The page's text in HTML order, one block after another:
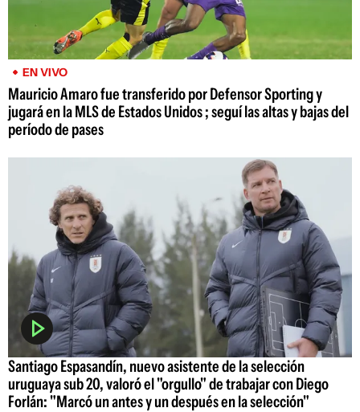
EN VIVO
Mauricio Amaro fue transferido por Defensor Sporting y
jugará en la MLS de Estados Unidos ; seguí las altas y bajas del
período de pases
Santiago Espasandín, nuevo asistente de la selección
uruguaya sub 20, valoró el "orgullo" de trabajar con Diego
Forlán: "Marcó un antes y un después en la selección"